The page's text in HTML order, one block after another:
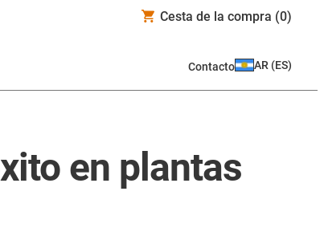
Cesta de la compra (0)
Contacto AR (ES)
en plantas